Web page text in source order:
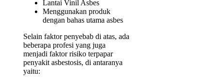
Lantai Vinil Asbes
Menggunakan produk
dengan bahas utama asbes
Selain faktor penyebab di atas, ada
beberapa profesi yang juga
menjadi faktor risiko terpapar
penyakit asbestosis, di antaranya
yaitu: